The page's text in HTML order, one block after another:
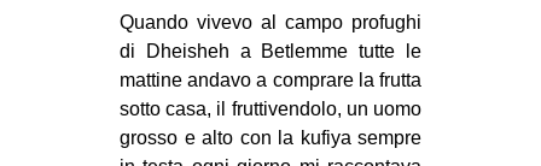
Quando vivevo al campo profughi
di Dheisheh a Betlemme tutte le
mattine andavo a comprare la frutta
sotto casa, il fruttivendolo, un uomo
grosso e alto con la kufiya sempre